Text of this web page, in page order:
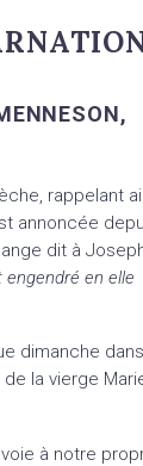
rappelant
annoncée
dit à
en elle
dimanche
de la vierge
à notre